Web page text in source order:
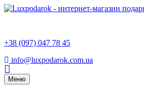
+38 (097) 047 78 45
info@luxpodarok.com.ua
Toggle
navigation
Меню